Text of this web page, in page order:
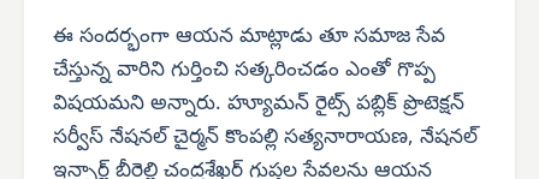
ఈ సందర్భంగా ఆయన మాట్లాడు తూ సమాజ సేవ
చేస్తున్న వారిని గుర్తించి సత్కరించడం ఎంతో గొప్ప
విషయమని అన్నారు. హ్యూమన్ రైట్స్ పబ్లిక్ ప్రొటెక్షన్
సర్వీస్ నేషనల్ చైర్మన్ కొంపల్లి సత్యనారాయణ, నేషనల్
ఇన్చార్జ్ బీరెల్లి చంద్రశేఖర్ గుప్తల సేవలను ఆయన